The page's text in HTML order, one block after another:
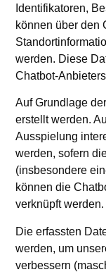
Identifikatoren,
können über den
werden. Diese
Chatbot-
Auf Grundlage
erstellt werden.
Ausspielung
werden, sofern
(insbesondere
können die
verknüpft werden.
Die erfassten
werden, um
verbessern